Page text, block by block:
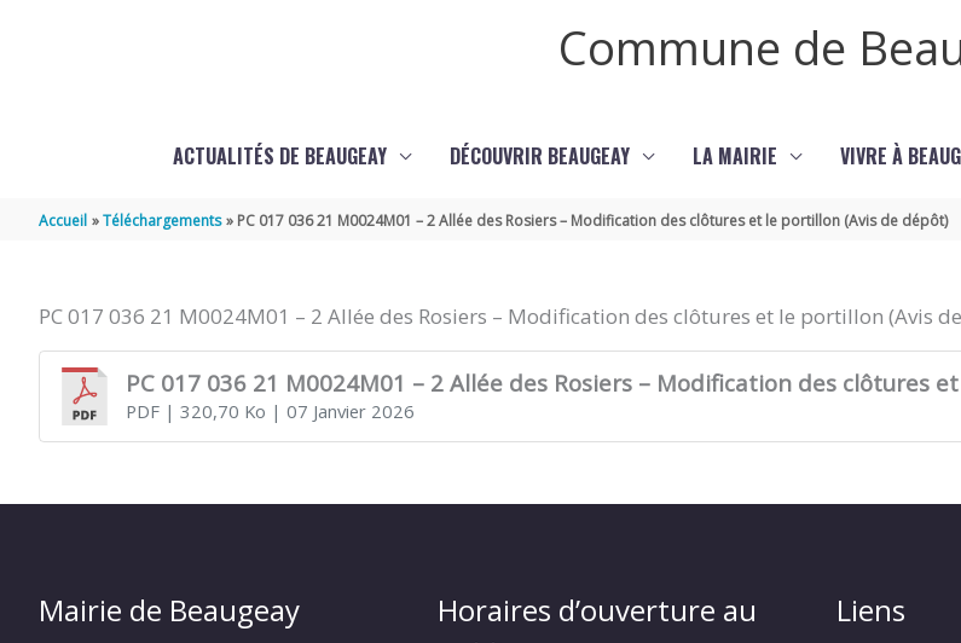
Commune de
ACTUALITÉS DE BEAUGEAY DÉCOUVRIR BEAUGEAY LA MAIRIE VIVRE À
Accueil Téléchargements PC 017 036 21 M0024M01 – 2 Allée des Rosiers – Modification des clôtures et le portillon (Avis de dépôt)
PC 017 036 21 M0024M01 – 2 Allée des Rosiers – Modification des clôtures et le portillon (Avis
PC 017 036 21 M0024M01 – 2 Allée des Rosiers – Modification des clôtures
PDF| 320,70 Ko | 07 Janvier 2026
Mairie de Beaugeay
Horaires d’ouverture au
Liens